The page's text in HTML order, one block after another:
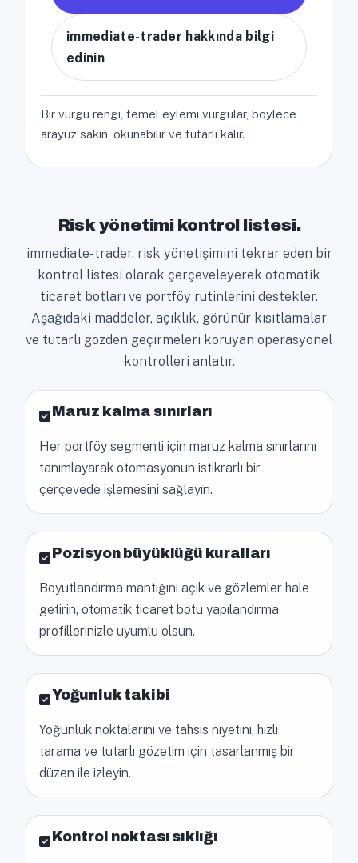
immediate-trader hakkında bilgi
edinin
Bir vurgu rengi, temel eylemi vurgular, böylece
arayüz sakin, okunabilir ve tutarlı kalır.
Risk yönetimi kontrol listesi.
immediate-trader, risk yönetişimini tekrar eden bir
kontrol listesi olarak çerçeveleyerek otomatik
ticaret botları ve portföy rutinlerini destekler.
Aşağıdaki maddeler, açıklık, görünür kısıtlamalar
ve tutarlı gözden geçirmeleri koruyan operasyonel
kontrolleri anlatır.
Maruz kalma sınırları
Her portföy segmenti için maruz kalma sınırlarını
tanımlayarak otomasyonun istikrarlı bir
çerçevede işlemesini sağlayın.
Pozisyon büyüklüğü kuralları
Boyutlandırma mantığını açık ve gözlemler hale
getirin, otomatik ticaret botu yapılandırma
profillerinizle uyumlu olsun.
Yoğunluk takibi
Yoğunluk noktalarını ve tahsis niyetini, hızlı
tarama ve tutarlı gözetim için tasarlanmış bir
düzen ile izleyin.
Kontrol noktası sıklığı